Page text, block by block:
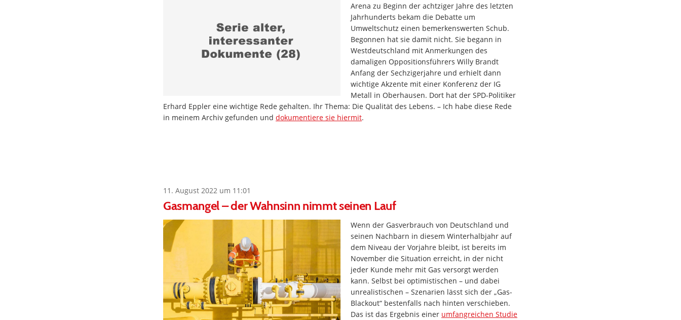
Arena zu Beginn der achtziger Jahre des letzten
Jahrhunderts bekam die Debatte um
Umweltschutz einen bemerkenswerten Schub.
Begonnen hat sie damit nicht. Sie begann in
Westdeutschland mit Anmerkungen des
damaligen Oppositionsführers Willy Brandt
Anfang der Sechzigerjahre und erhielt dann
wichtige Akzente mit einer Konferenz der IG
Metall in Oberhausen. Dort hat der SPD-Politiker
Erhard Eppler eine wichtige Rede gehalten. Ihr Thema: Die Qualität des Lebens. – Ich habe diese Rede
in meinem Archiv gefunden und dokumentiere sie hiermit.
11. August 2022 um 11:01
Gasmangel – der Wahnsinn nimmt seinen Lauf
Wenn der Gasverbrauch von Deutschland und
seinen Nachbarn in diesem Winterhalbjahr auf
dem Niveau der Vorjahre bleibt, ist bereits im
November die Situation erreicht, in der nicht
jeder Kunde mehr mit Gas versorgt werden
kann. Selbst bei optimistischen – und dabei
unrealistischen – Szenarien lässt sich der „Gas-
Blackout“ bestenfalls nach hinten verschieben.
Das ist das Ergebnis einer umfangreichen Studie